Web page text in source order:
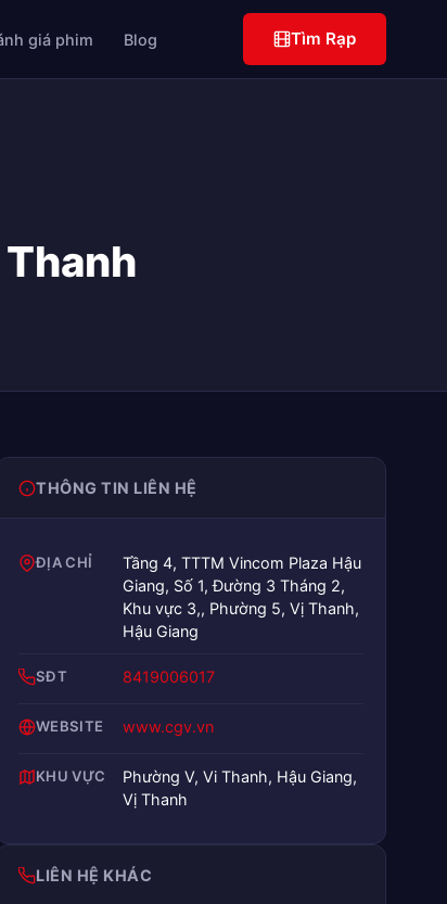
giá phim Blog Tìm Rạp
THÔNG TIN LIÊN HỆ
ĐỊA CHỈ
Tầng 4, TTTM Vincom Plaza Hậu
Giang, Số 1, Đường 3 Tháng 2,
Khu vực 3,, Phường 5, Vị Thanh,
Hậu Giang
SĐT 8419006017
WEBSITE www.cgv.vn
KHU VỰC
Phường V, Vi Thanh, Hậu Giang,
Vị Thanh
LIÊN HỆ KHÁC